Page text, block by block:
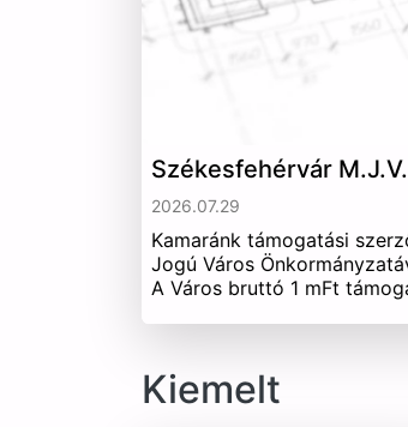
Székesfehérvár
2026.07.29
Kamaránk támogatási
Jogú Város
A Város bruttó 1 mFt
Kiemelt